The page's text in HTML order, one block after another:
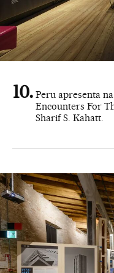
Peru apresenta
Encounters For
Sharif S. Kahatt.